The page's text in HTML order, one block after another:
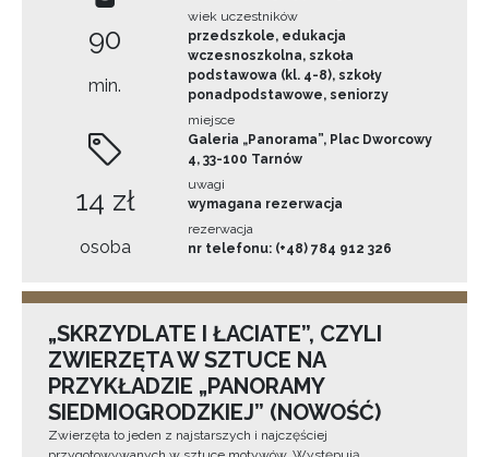
90
min.
14 zł
osoba
wiek uczestników
przedszkole, edukacja
wczesnoszkolna, szkoła
podstawowa (kl. 4-8), szkoły
ponadpodstawowe, seniorzy
miejsce
Galeria „Panorama”, Plac Dworcowy
4, 33-100 Tarnów
uwagi
wymagana rezerwacja
rezerwacja
nr telefonu: (+48) 784 912 326
„SKRZYDLATE I ŁACIATE”, CZYLI
ZWIERZĘTA W SZTUCE NA
PRZYKŁADZIE „PANORAMY
SIEDMIOGRODZKIEJ” (NOWOŚĆ)
Zwierzęta to jeden z najstarszych i najczęściej